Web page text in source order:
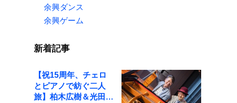
余興ダンス
余興ゲーム
新着記事
【祝15周年、チェロ
とピアノで紡ぐ二人
旅】柏木広樹＆光田健